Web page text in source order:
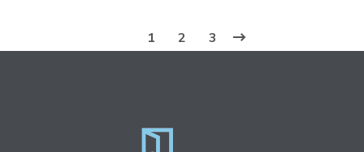
1 2 3